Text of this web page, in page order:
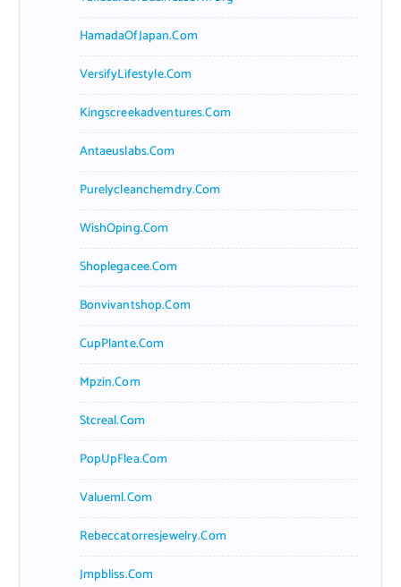
HamadaOfJapan.com
VersifyLifestyle.com
Kingscreekadventures.com
Antaeuslabs.com
Purelycleanchemdry.com
WishOping.com
Shoplegacee.com
Bonvivantshop.com
CupPlante.com
Mpzin.com
Stcreal.com
PopUpFlea.com
Valueml.com
Rebeccatorresjewelry.com
Jmpbliss.com